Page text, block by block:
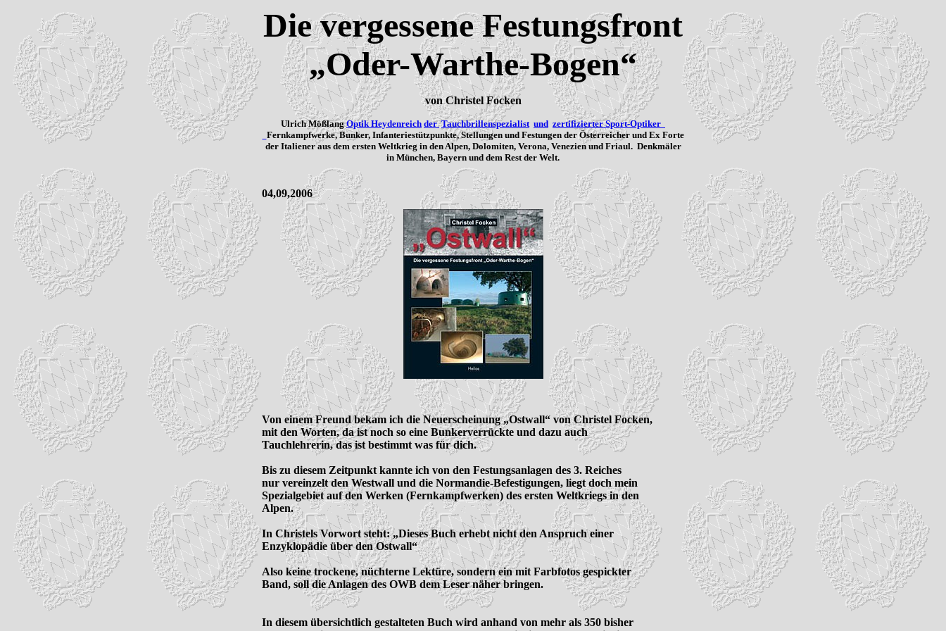
Die vergessene Festungsfront
„Oder-Warthe-Bogen“
von Christel Focken
Ulrich MößlangOptik Heydenreich der Tauchbrillenspezialist und zertifizierter Sport-Optiker
Fernkampfwerke, Bunker, Infanteriestützpunkte, Stellungen und Festungen der Österreicher und Ex Forte
der Italiener aus dem ersten Weltkrieg in den Alpen, Dolomiten, Verona, Venezien und Friaul. Denkmäler
in München, Bayern und dem Rest der Welt.
04,09,2006
Von einem Freund bekam ich die Neuerscheinung „Ostwall“ von Christel Focken,
mit den Worten, da ist noch so eine Bunkerverrückte und dazu auch
Tauchlehrerin, das ist bestimmt was für dich.
Bis zu diesem Zeitpunkt kannte ich von den Festungsanlagen des 3. Reiches
nur vereinzelt den Westwall und die Normandie-Befestigungen, liegt doch mein
Spezialgebiet auf den Werken (Fernkampfwerken) des ersten Weltkriegs in den
Alpen.
In Christels Vorwort steht: „Dieses Buch erhebt nicht den Anspruch einer
Enzyklopädie über den Ostwall“
Also keine trockene, nüchterne Lektüre, sondern ein mit Farbfotos gespickter
Band, soll die Anlagen des OWB dem Leser näher bringen.
In diesem übersichtlich gestalteten Buch wird anhand von mehr als 350 bisher